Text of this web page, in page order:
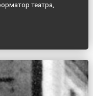
театра,